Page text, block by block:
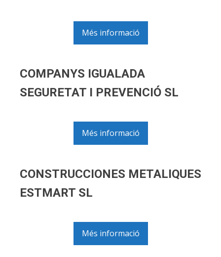
Més informació
COMPANYS IGUALADA
SEGURETAT I PREVENCIÓ SL
Més informació
CONSTRUCCIONES METALIQUES
ESTMART SL
Més informació